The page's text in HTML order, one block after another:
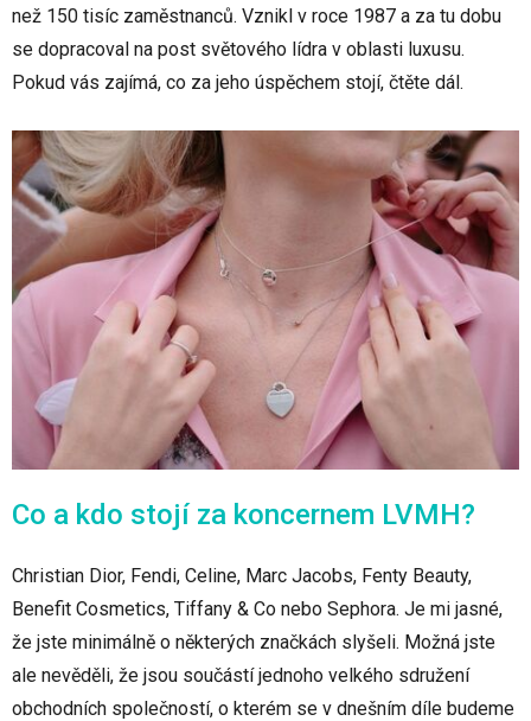
než 150 tisíc zaměstnanců. Vznikl v roce 1987 a za tu dobu
se dopracoval na post světového lídra v oblasti luxusu.
Pokud vás zajímá, co za jeho úspěchem stojí, čtěte dál.
Co a kdo stojí za koncernem LVMH?
Christian Dior, Fendi, Celine, Marc Jacobs, Fenty Beauty,
Benefit Cosmetics, Tiffany & Co nebo Sephora. Je mi jasné,
že jste minimálně o některých značkách slyšeli. Možná jste
ale nevěděli, že jsou součástí jednoho velkého sdružení
obchodních společností, o kterém se v dnešním díle budeme